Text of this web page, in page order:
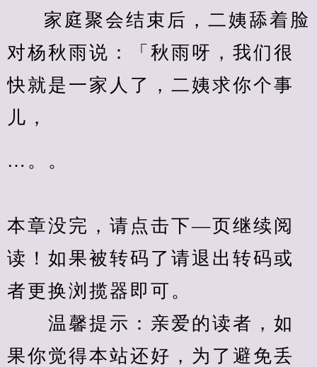
家庭聚会结束后，二姨舔着脸
对杨秋雨说：「秋雨呀，我们很
快就是一家人了，二姨求你个事
儿，
…。。
本章没完，请点击下—页继续阅
读！如果被转码了请退出转码或
者更换浏揽器即可。
温馨提示：亲爱的读者，如
果你觉得本站还好，为了避免丢